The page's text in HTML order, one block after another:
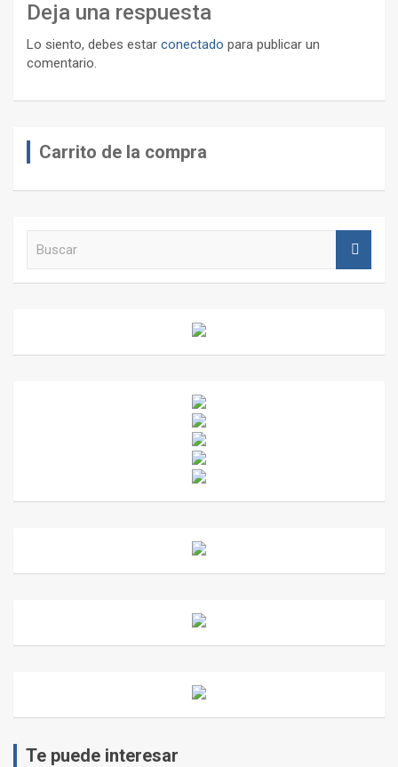
Deja una respuesta
Lo siento, debes estar conectado para publicar un
comentario.
Carrito de la compra
Te puede interesar